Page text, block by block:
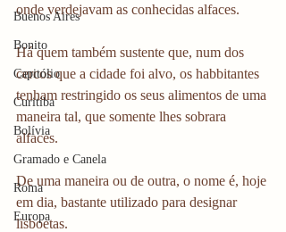
Buenos Aires
Bonito
Capitólio
Curitiba
Bolívia
Gramado e Canela
Roma
Europa
onde verdejavam as conhecidas alfaces.
Há quem também sustente que, num dos
cercos que a cidade foi alvo, os habbitantes
tenham restringido os seus alimentos de uma
maneira tal, que somente lhes sobrara
alfaces.
De uma maneira ou de outra, o nome é, hoje
em dia, bastante utilizado para designar
lisboetas.